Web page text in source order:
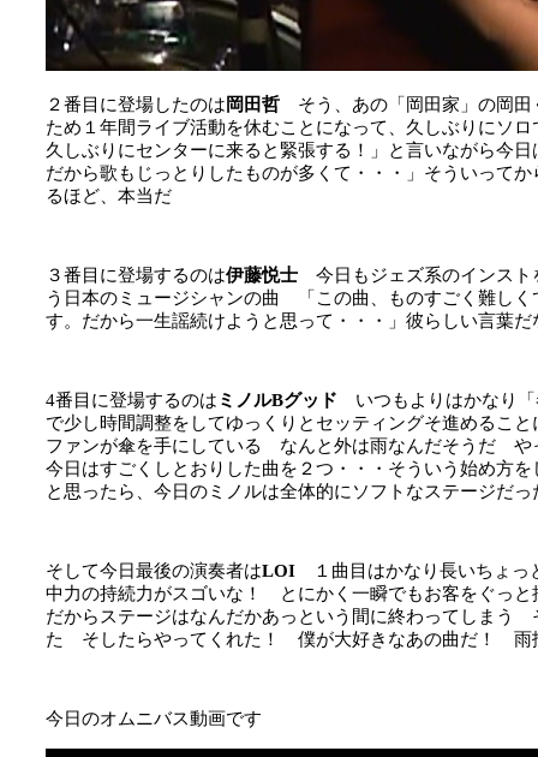
２番目に登場したのは 岡田哲 そう、あの「岡田家」の岡
ため１年間ライブ活動を休むことになって、久しぶりにソ
久しぶりにセンターに来ると緊張する！」と言いながら
だから歌もじっとりしたものが多くて・・・」そういって
るほど、本当だ
３番目に登場するのは伊藤悦士 今日もジェズ系のインス
う日本のミュージシャンの曲 「この曲、ものすごく難し
す。だから一生謡続けようと思って・・・」彼らしい言葉だ
4番目に登場するのは ミノルBグッド いつもよりはかなり
で少し時間調整をしてゆっくりとセッティングそ進めるこ
ファンが傘を手にしている なんと外は雨なんだそうだ
今日はすごくしとおりした曲を２つ・・・そういう始め方
と思ったら、今日のミノルは全体的にソフトなステージだ
そして今日最後の演奏者はLOI
１曲目はかなり長いちょ
中力の持続力がスゴいな！ とにかく一瞬でもお客をぐっ
だからステージはなんだかあっという間に終わってしまう
た そしたらやってくれた！ 僕が大好きなあの曲だ！ 雨
今日のオムニバス動画です